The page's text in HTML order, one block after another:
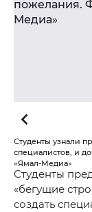
Студенты узнали
специалистов, и
«Ямал-Медиа»
Студенты
«бегущие
создать